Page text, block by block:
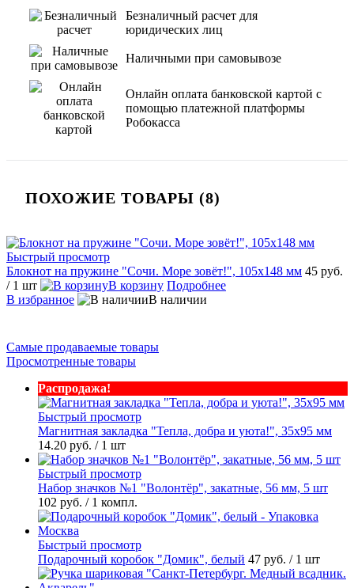
Безналичный расчет для
юридических лиц
Наличными при самовывозе
Онлайн оплата банковской картой с
помощью платежной платформы
Робокасса
ПОХОЖИЕ ТОВАРЫ (8)
Быстрый просмотр
Блокнот на пружине "Сочи. Море зовёт!", 105х148 мм 45 руб.
/ 1 шт
В корзину Подробнее
В избранное
В наличии
Самые продаваемые товары
Просмотренные товары
Распродажа!
Быстрый просмотр
Магнитная закладка "Тепла, добра и уюта!", 35х95 мм
14.20 руб. / 1 шт
Быстрый просмотр
Набор значков №1 "Волонтёр", закатные, 56 мм, 5 шт
102 руб. / 1 компл.
Быстрый просмотр
Подарочный коробок "Домик", белый 47 руб. / 1 шт